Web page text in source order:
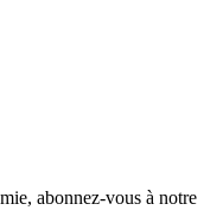
abonnez-vous à notre